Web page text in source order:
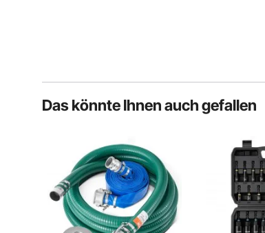
Das könnte Ihnen auch gefallen